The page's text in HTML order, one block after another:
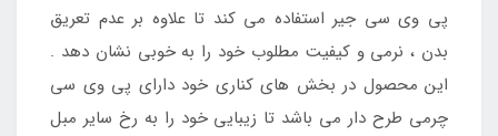
پی وی سی جیر استفاده می کند تا علاوه بر عدم تعریق
بدن ، نرمی و کیفیت مطلوب خود را به خوبی نشان دهد .
این محصول در بخش های کناری خود دارای پی وی سی
چرمی طرح دار می باشد تا زیبایی خود را به رخ سایر مبل